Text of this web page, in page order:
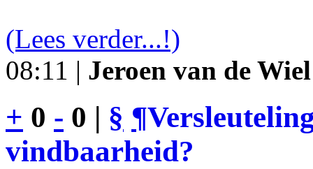
(Lees verder...!)
08:11 | Jeroen van de Wiel
+ 0 - 0 | § ¶
vindbaarheid?